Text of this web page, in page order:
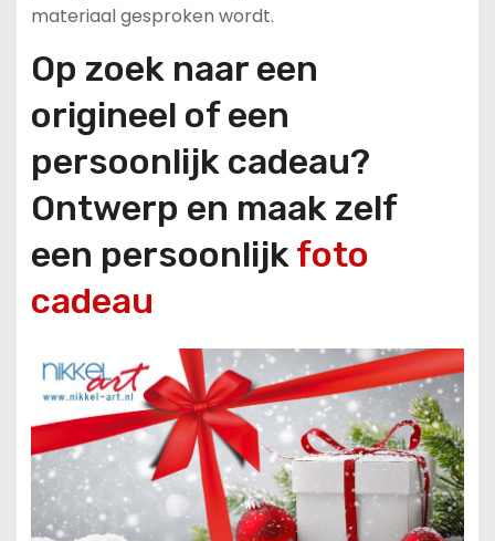
materiaal gesproken wordt.
Op zoek naar een
origineel of een
persoonlijk cadeau?
Ontwerp en maak zelf
een persoonlijkfoto
cadeau